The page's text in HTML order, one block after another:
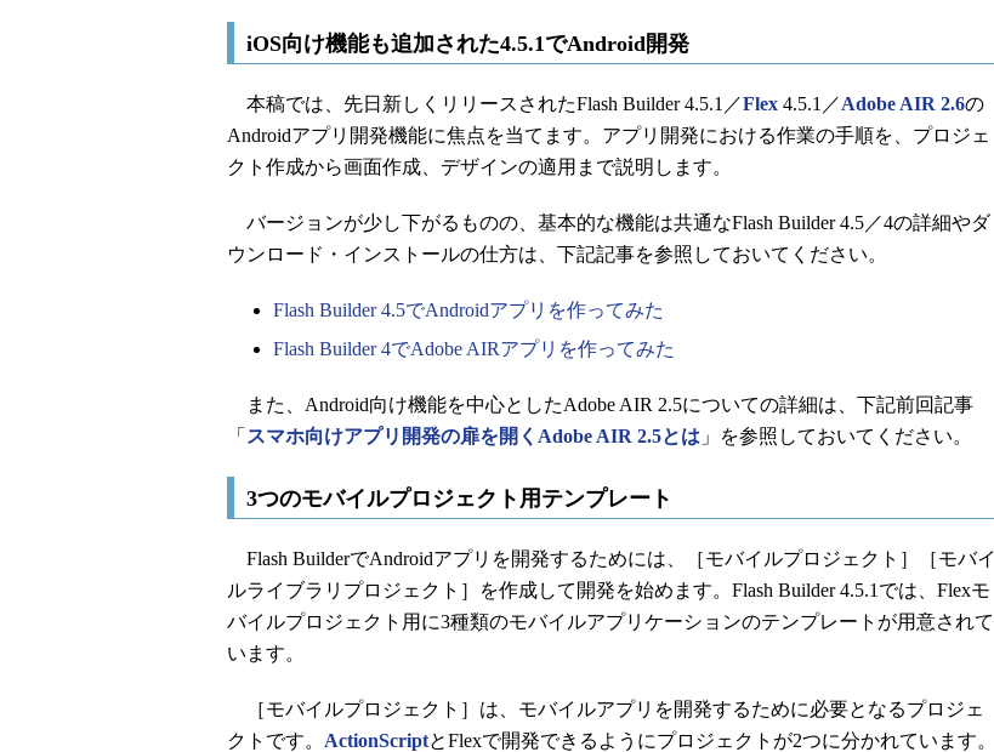
iOS向け機能も追加された4.5.1でAndroid開発
本稿では、先日新しくリリースされたFlash Builder 4.5.1／Flex 4.5.1／Adobe AIR 2.6の
Androidアプリ開発機能に焦点を当てます。アプリ開発における作業の手順を、プロジェ
クト作成から画面作成、デザインの適用まで説明します。
バージョンが少し下がるものの、基本的な機能は共通なFlash Builder 4.5／4の詳細やダ
ウンロード・インストールの仕方は、下記記事を参照しておいてください。
Flash Builder 4.5でAndroidアプリを作ってみた
Flash Builder 4でAdobe AIRアプリを作ってみた
また、Android向け機能を中心としたAdobe AIR 2.5についての詳細は、下記前回記事
「 スマホ向けアプリ開発の扉を開くAdobe AIR 2.5とは 」を参照しておいてください。
3つのモバイルプロジェクト用テンプレート
Flash BuilderでAndroidアプリを開発するためには、［モバイルプロジェクト］［モバイ
ルライブラリプロジェクト］を作成して開発を始めます。Flash Builder 4.5.1では、Flexモ
バイルプロジェクト用に3種類のモバイルアプリケーションのテンプレートが用意されて
います。
［モバイルプロジェクト］は、モバイルアプリを開発するために必要となるプロジェ
クトです。 ActionScriptとFlexで開発できるようにプロジェクトが2つに分かれています。